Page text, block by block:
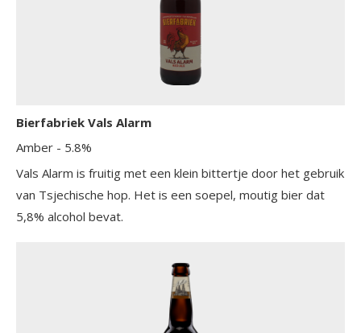
Bierfabriek Vals Alarm
Amber - 5.8%
Vals Alarm is fruitig met een klein bittertje door het gebruik
van Tsjechische hop. Het is een soepel, moutig bier dat
5,8% alcohol bevat.